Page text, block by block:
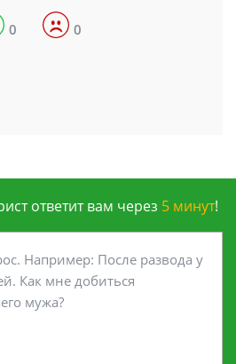
0 0
ответит вам через 5 минут!